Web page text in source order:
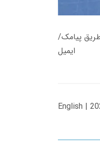
و زمان تحویل لینک دانلود کتاب های 500 هزار تومانی حداکثر 12 ساعت از طریق پیامک/
ایمیل
English |